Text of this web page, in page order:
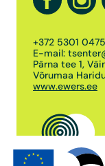
+372 5301 0475
E-mail:
Pärna tee 1,
Võrumaa
www.ewers.ee